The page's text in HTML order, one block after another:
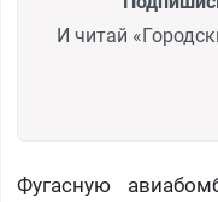
И читай
Фугасную